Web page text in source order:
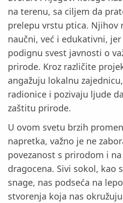
na terenu, sa ciljem da
prelepu vrstu ptica. Njihov
naučni, već i edukativni,
podignu svest javnosti o
prirode. Kroz različite
angažuju lokalnu
radionice i pozivaju ljude
zaštitu prirode.
U ovom svetu brzih
napretka, važno je ne
povezanost s prirodom i
dragocena. Sivi sokol, kao
snage, nas podseća na
stvorenja koja nas